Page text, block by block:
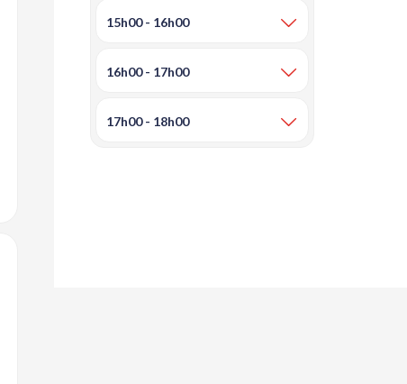
15h00 - 16h00
16h00 - 17h00
17h00 - 18h00